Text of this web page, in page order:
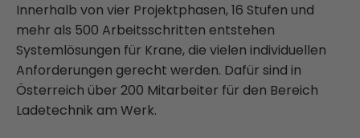
Innerhalb von vier Projektphasen, 16 Stufen und
mehr als 500 Arbeitsschritten entstehen
Systemlösungen für Krane, die vielen individuellen
Anforderungen gerecht werden. Dafür sind in
Österreich über 200 Mitarbeiter für den Bereich
Ladetechnik am Werk.